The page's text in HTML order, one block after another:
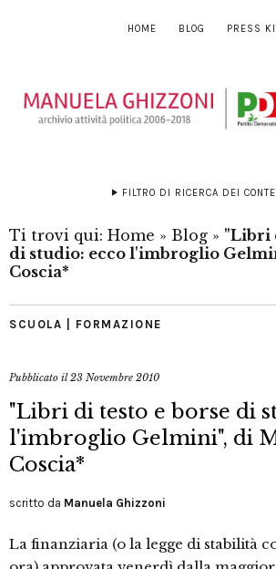
HOME BLOG PRESS
FILTRO DI RICERCA DEI
Ti trovi qui: Home » Blog » "Libri
di studio: ecco l'imbroglio
Coscia*
SCUOLA | FORMAZIONE
Pubblicato il23 Novembre 2010
"Libri di testo e borse di
l'imbroglio Gelmini", di
Coscia*
scritto da Manuela Ghizzoni
La finanziaria (o la legge di stabilità